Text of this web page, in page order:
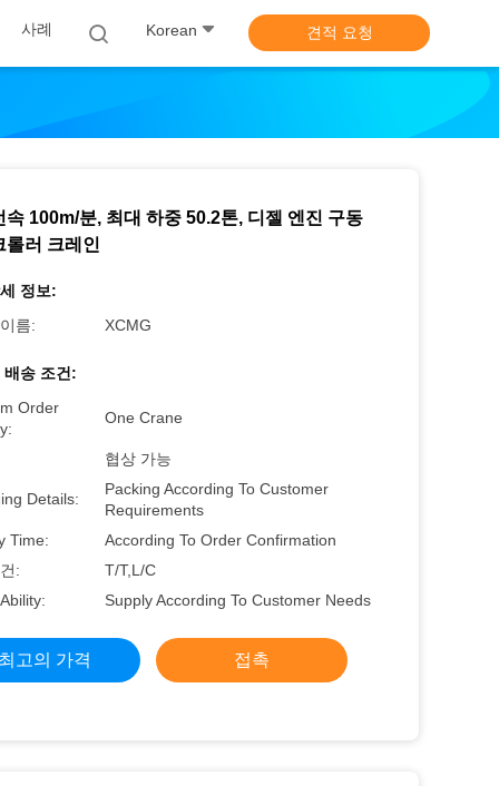
사례 Korean 견적 요청
속 100m/분, 최대 하중 50.2톤, 디젤 엔진 구동
롤러 크레인
정보:
름:
XCMG
배송 조건:
Order
One Crane
협상 가능
Details:
Packing According To Customer
Requirements
Time:
According To Order Confirmation
:
T/T,L/C
Supply According To Customer Needs
최고의 가격 접촉